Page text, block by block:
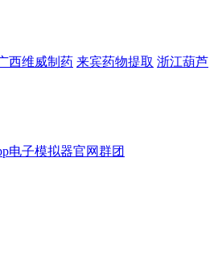
西维威制药 来宾药物提取 浙江葫芦
电子模拟器官网群团